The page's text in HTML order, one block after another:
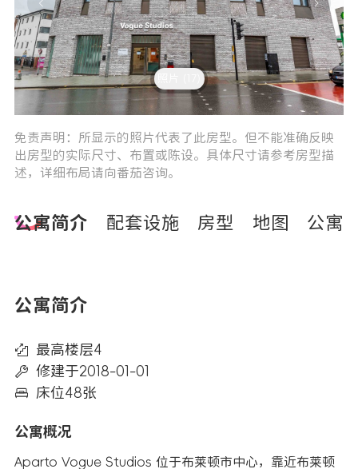
免责声明：所显示的照片代表了此房型。但不能准确反映
出房型的实际尺寸、布置或陈设。具体尺寸请参考房型描
述，详细布局请向番茄咨询。
公寓简介 配套设施 房型 地图 公寓
公寓简介
最高楼层4
修建于2018-01-01
床位48张
公寓概况
Aparto Vogue Studios 位于布莱顿市中心，靠近布莱顿